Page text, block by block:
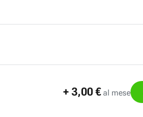
+ 3,00 € al mese